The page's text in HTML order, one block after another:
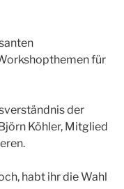
für
der
Köhler, Mitglied
habt ihr die Wahl